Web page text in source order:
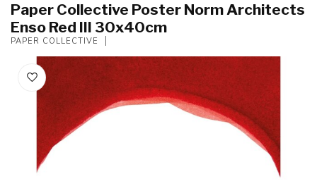
Paper Collective Poster Norm Architects
Enso Red III 30x40cm
PAPER COLLECTIVE